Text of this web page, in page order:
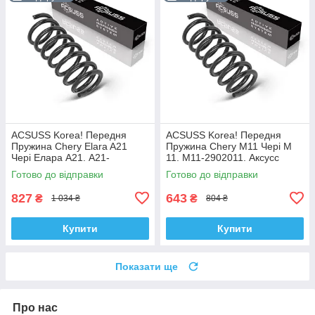
ACSUSS Korea! Передня
Пружина Chery Elara A21
Чері Елара А21. A21-
2902011AC. Аксусс Корея
Готово до відправки
827 ₴ 1 034 ₴
Купити
ACSUSS Korea! Передня
Пружина Chery M11 Чері М
11. M11-2902011. Аксусс
Корея
Готово до відправки
643 ₴ 804 ₴
Купити
Показати ще
Про нас